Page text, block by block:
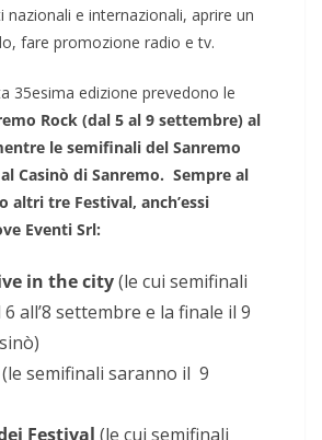
e internazionali, aprire un
fare promozione radio e tv.
35esima edizione prevedono le
Rock (dal 5 al 9 settembre) al
le semifinali del Sanremo
Casinò di Sanremo. Sempre al
altri tre Festival, anch’essi
Eventi Srl:
in the city(le cui semifinali
all’8 settembre e la finale il 9
(le semifinali saranno il 9
Festival (le cui semifinali